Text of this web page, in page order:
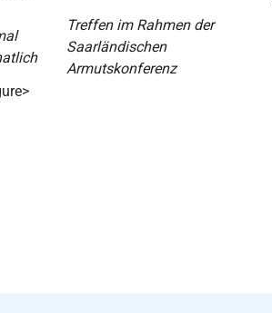
Treffen im Rahmen der
Saarländischen
Armutskonferenz